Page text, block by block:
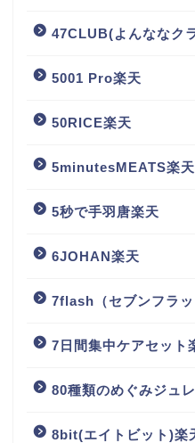
47CLUB(よんななク
5001 Pro楽天
50RICE楽天
5minutesMEATS楽天
5秒で手羽唐楽天
6JOHAN楽天
7flash（セブンフラ
7日間集中ケアセット
80種類のめぐみジュ
8bit(エイトビット)楽